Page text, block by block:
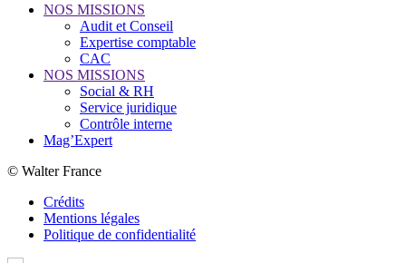
NOS MISSIONS
Audit et Conseil
Expertise comptable
CAC
NOS MISSIONS
Social & RH
Service juridique
Contrôle interne
Mag’Expert
© Walter France
Crédits
Mentions légales
Politique de confidentialité